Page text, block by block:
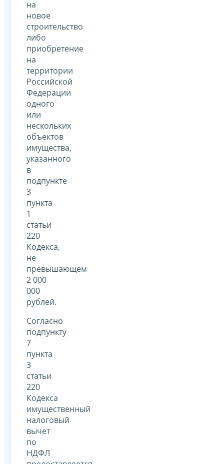
на
новое
строительство
либо
приобретение
на
территории
Российской
Федерации
одного
или
нескольких
объектов
имущества,
указанного
в
подпункте
3
пункта
1
статьи
220
Кодекса,
не
превышающем
2 000
000
рублей.
Согласно
подпункту
7
пункта
3
статьи
220
Кодекса
имущественный
налоговый
вычет
по
НДФЛ